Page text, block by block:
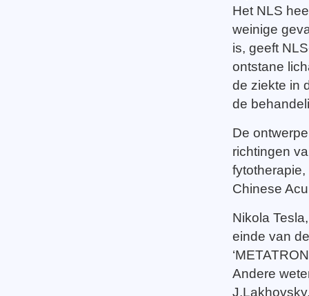
Het NLS
weinige
is, geeft
ontstane
de ziekte in
de
De
richtingen
Chinese
Nikola
einde van
Andere